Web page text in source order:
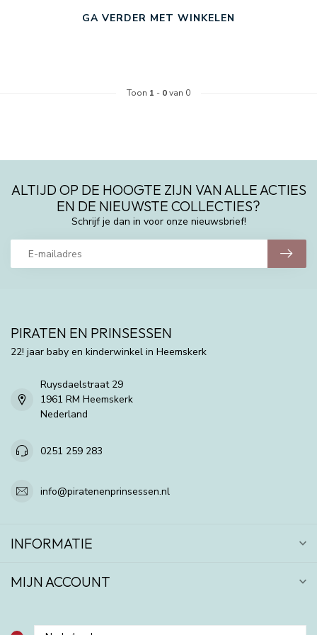
GA VERDER MET WINKELEN
Toon 1 - 0van 0
ALTIJD OP DE HOOGTE ZIJN VAN ALLE ACTIES
EN DE NIEUWSTE COLLECTIES?
Schrijf je dan in voor onze nieuwsbrief!
PIRATEN EN PRINSESSEN
22! jaar baby en kinderwinkel in Heemskerk
Ruysdaelstraat 29
1961 RM Heemskerk
Nederland
0251 259 283
info@piratenenprinsessen.nl
INFORMATIE
MIJN ACCOUNT